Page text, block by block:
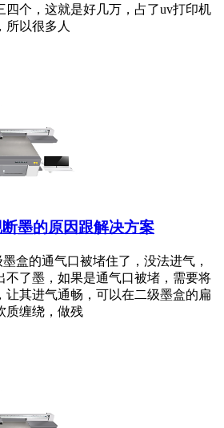
四个，这就是好几万，占了uv打印机
所以很多人
墨的原因跟解决方案
盒的通气口被堵住了，没法进气，
不了墨，如果是通气口被堵，需要将
让其进气通畅，可以在二级墨盒的扁
质缠绕，做残